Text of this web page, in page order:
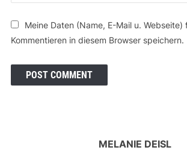
Meine Daten (Name, E-Mail u.
Kommentieren in diesem Browser speichern.
MELANIE DEISL